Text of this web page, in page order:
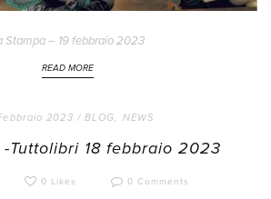
Stampa – 19 febbraio 2023
READ MORE
2023 / BLOG, NEWS
-Tuttolibri 18 febbraio 2023
0 Likes 0 Comments